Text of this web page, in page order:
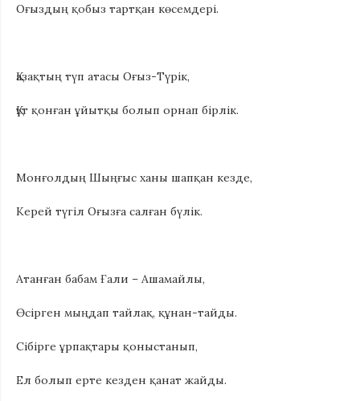
Оғыздың қобыз тартқан көсемдерi.
Қазақтың түп атасы Оғыз-Түрiк,
Құт қонған ұйытқы болып орнап бiрлiк.
Монғолдың Шыңғыс ханы шапқан кезде,
Керей түгiл Оғызға салған бүлiк.
Атанған бабам Ғали – Ашамайлы,
Өсiрген мыңдап тайлақ, құнан-тайды.
Сiбiрге ұрпақтары қоныстанып,
Ел болып ерте кезден қанат жайды.